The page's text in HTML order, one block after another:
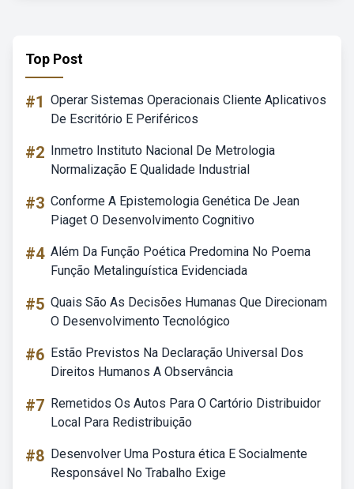
Top Post
#1 Operar Sistemas Operacionais Cliente Aplicativos
De Escritório E Periféricos
#2 Inmetro Instituto Nacional De Metrologia
Normalização E Qualidade Industrial
#3 Conforme A Epistemologia Genética De Jean
Piaget O Desenvolvimento Cognitivo
#4 Além Da Função Poética Predomina No Poema
Função Metalinguística Evidenciada
#5 Quais São As Decisões Humanas Que Direcionam
O Desenvolvimento Tecnológico
#6 Estão Previstos Na Declaração Universal Dos
Direitos Humanos A Observância
#7 Remetidos Os Autos Para O Cartório Distribuidor
Local Para Redistribuição
#8 Desenvolver Uma Postura ética E Socialmente
Responsável No Trabalho Exige